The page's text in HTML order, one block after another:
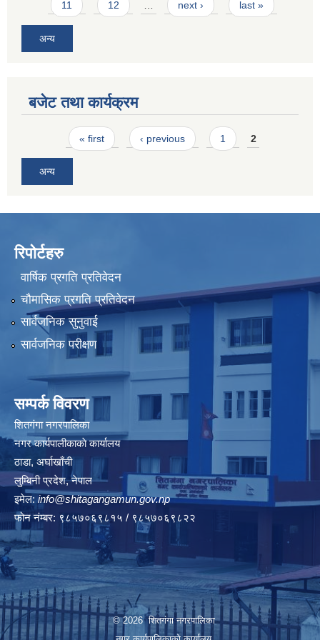
11 12 … next › last »
अन्य
बजेट तथा कार्यक्रम
Pages« first ‹ previous 1 2
अन्य
रिपोर्टहरु
वार्षिक प्रगति प्रतिवेदन
चौमासिक प्रगति प्रतिवेदन
सार्वजनिक सुनुवाई
सार्वजनिक परीक्षण
सम्पर्क विवरण
शितगंगा नगरपालिका
नगर कार्यपालीकाकाे कार्यालय
ठाडा, अर्घाखाँची
लुम्बिनी प्रदेश, नेपाल
इमेल: info@shitagangamun.gov.np
फोन नंम्बर: ९८५७०६९८१५ / ९८५७०६९८२२
© 2026 शितगंगा नगरपालिका